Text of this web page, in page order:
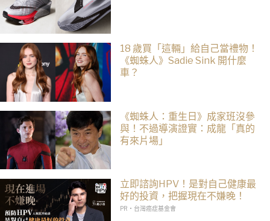
18 歲買「這輛」給自己當禮物！
《蜘蛛人》Sadie Sink 開什麼
車？
《蜘蛛人：重生日》成家班沒參
與！不過導演證實：成龍「真的
有來片場」
立即諮詢HPV！是對自己健康最
好的投資，把握現在不嫌晚！
PR・台灣癌症基金會